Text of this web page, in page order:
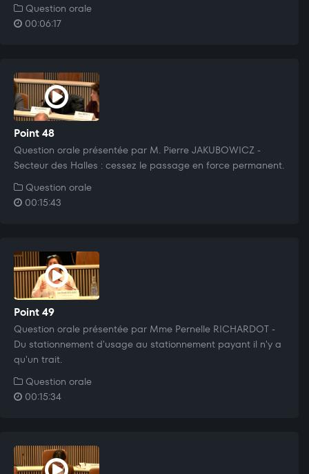
Question orale
00:06:17
Point 48
Question orale présentée par M. Pierre JAKUBOWICZ -
Secteur des Halles : cessez le passage en force permanent.
Question orale
00:15:43
Point 49
Question orale présentée par Mme Pernelle RICHARDOT -
Du stationnement d'usage au stationnement payant il n'y a
qu'un trait.
Question orale
00:15:34